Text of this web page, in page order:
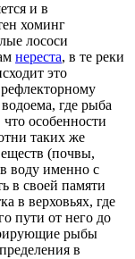
и в
хоминг
лососи
нереста, в те реки
это
где рыба
особенности
таких же
(почвы,
воду именно с
в своей памяти
в верховьях, где
пути от него до
рыбы
в